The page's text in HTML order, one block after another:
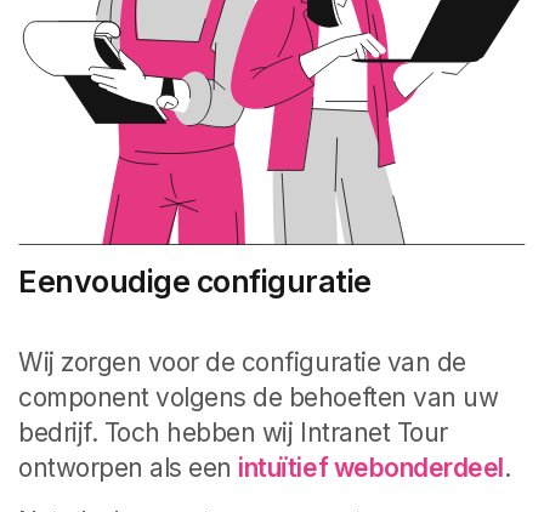
Eenvoudige configuratie
Wij zorgen voor de configuratie van de
component volgens de behoeften van uw
bedrijf. Toch hebben wij Intranet Tour
ontworpen als een intuïtief webonderdeel.